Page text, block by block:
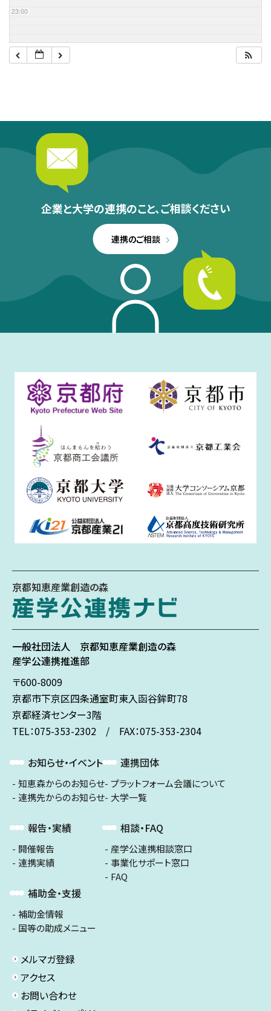
23:00
企業と大学の連携のこと、ご相談ください
連携のご相談
京都知恵産業創造の森
一般社団法人 京都知恵産業創造の森
産学公連携推進部
〒600-8009
京都市下京区四条通室町東入函谷鉾町78
京都経済センター3階
TEL：075-353-2302 / FAX：075-353-2304
お知らせ・イベント
知恵森からのお知らせ
連携先からのお知らせ
報告・実績
開催報告
連携実績
補助金・支援
補助金情報
国等の助成メニュー
連携団体
プラットフォーム会議について
大学一覧
相談・FAQ
産学公連携相談窓口
事業化サポート窓口
FAQ
メルマガ登録
アクセス
お問い合わせ